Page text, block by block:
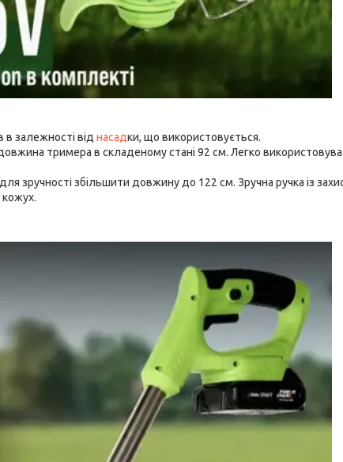
залежності від насадки, що використовується.
тримера в складеному стані 92 см. Легко
зручності збільшити довжину до 122 см. Зручна ручка із
кожух.